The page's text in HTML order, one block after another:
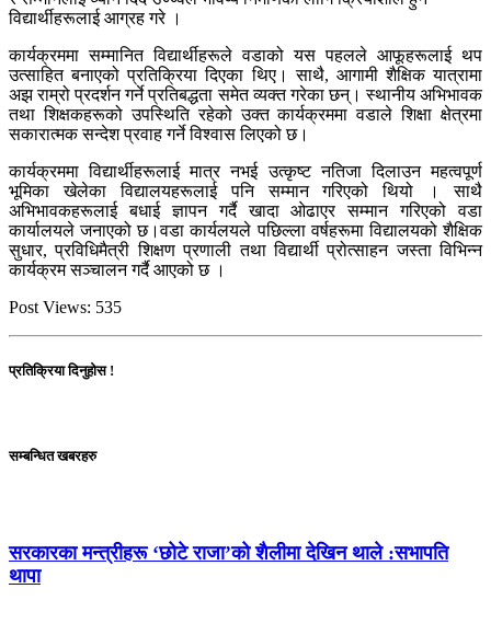
विद्यार्थीहरूलाई आग्रह गरे ।
कार्यक्रममा सम्मानित विद्यार्थीहरूले वडाको यस पहलले आफूहरूलाई थप
उत्साहित बनाएको प्रतिक्रिया दिएका थिए। साथै, आगामी शैक्षिक यात्रामा
अझ राम्रो प्रदर्शन गर्ने प्रतिबद्धता समेत व्यक्त गरेका छन्। स्थानीय अभिभावक
तथा शिक्षकहरूको उपस्थिति रहेको उक्त कार्यक्रममा वडाले शिक्षा क्षेत्रमा
सकारात्मक सन्देश प्रवाह गर्ने विश्वास लिएको छ।
कार्यक्रममा विद्यार्थीहरूलाई मात्र नभई उत्कृष्ट नतिजा दिलाउन महत्वपूर्ण
भूमिका खेलेका विद्यालयहरूलाई पनि सम्मान गरिएको थियो । साथै
अभिभावकहरूलाई बधाई ज्ञापन गर्दै खादा ओढाएर सम्मान गरिएको वडा
कार्यालयले जनाएको छ।वडा कार्यलयले पछिल्ला वर्षहरूमा विद्यालयको शैक्षिक
सुधार, प्रविधिमैत्री शिक्षण प्रणाली तथा विद्यार्थी प्रोत्साहन जस्ता विभिन्न
कार्यक्रम सञ्चालन गर्दै आएको छ ।
Post Views: 535
प्रतिक्रिया दिनुहोस !
सम्बन्धित खबरहरु
सरकारका मन्त्रीहरू ‘छोटे राजा’को शैलीमा देखिन थाले :सभापति
थापा